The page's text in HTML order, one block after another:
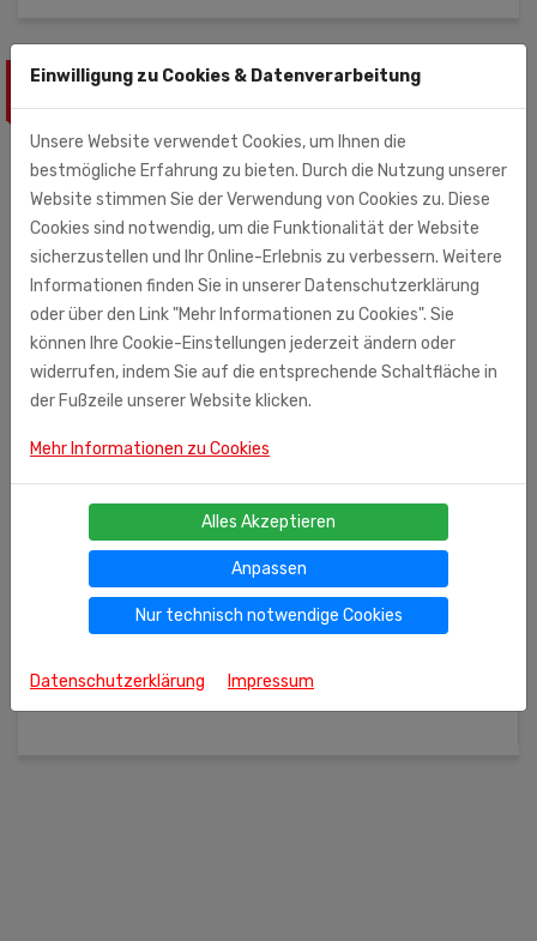
ÄHNLICHE PRODUKTE
(kg = 38.95 €)
Ähnliche Produkte
Schwarzer Tee "Greenfield classic breakfast"
€ 7,
Einwilligung zu Cookies & Datenverarbeitung
Unsere Website verwendet Cookies, um Ihnen die
bestmögliche Erfahrung zu bieten. Durch die Nutzung unserer
Website stimmen Sie der Verwendung von Cookies zu. Diese
Cookies sind notwendig, um die Funktionalität der Website
sicherzustellen und Ihr Online-Erlebnis zu verbessern. Weitere
Informationen finden Sie in unserer Datenschutzerklärung
oder über den Link "Mehr Informationen zu Cookies". Sie
können Ihre Cookie-Einstellungen jederzeit ändern oder
widerrufen, indem Sie auf die entsprechende Schaltfläche in
der Fußzeile unserer Website klicken.
Mehr Informationen zu Cookies
Alles Akzeptieren
Anpassen
Nur technisch notwendige Cookies
Datenschutzerklärung Impressum